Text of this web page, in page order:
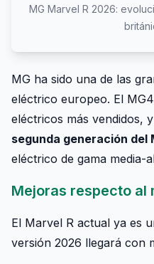
MG Marvel R 2026:
MG ha sido una de las
eléctrico europeo. El
eléctricos más vendidos,
segunda generación del
eléctrico de gama media-
Mejoras respecto al
El Marvel R actual ya es
versión 2026 llegará con